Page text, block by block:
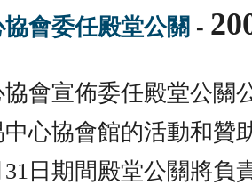
會委任殿堂公關 -
會宣佈委任殿堂公關
心協會館的活動和贊
31日期間殿堂公關將負